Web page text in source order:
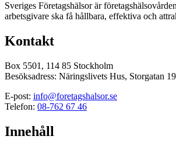
Sveriges Företagshälsor är
arbetsgivare ska få hållbara, effektiva och
Kontakt
Box 5501, 114 85 Stockholm
Besöksadress: Näringslivets Hus, Storgatan 19
E-post: info@foretagshalsor.se
Telefon: 08-762 67 46
Innehåll